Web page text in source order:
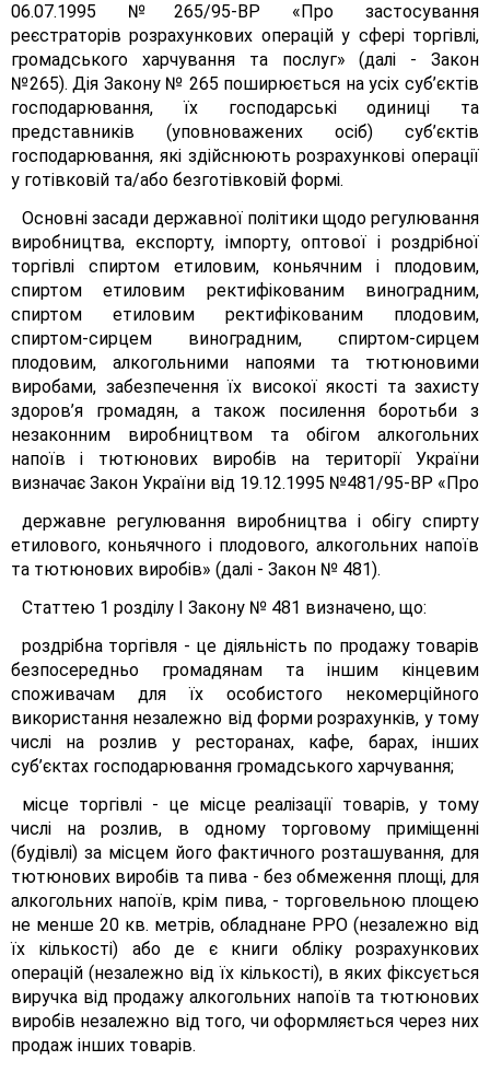
06.07.1995 №265/95-ВР «Про застосування
реєстраторів розрахункових операцій у сфері торгівлі,
громадського харчування та послуг» (далі - Закон
№265). Дія Закону № 265 поширюється на усіх суб’єктів
господарювання, їх господарські одиниці та
представників (уповноважених осіб) суб’єктів
господарювання, які здійснюють розрахункові операції
у готівковій та/або безготівковій формі.
Основні засади державної політики щодо регулювання
виробництва, експорту, імпорту, оптової і роздрібної
торгівлі спиртом етиловим, коньячним і плодовим,
спиртом етиловим ректифікованим виноградним,
спиртом етиловим ректифікованим плодовим,
спиртом-сирцем виноградним, спиртом-сирцем
плодовим, алкогольними напоями та тютюновими
виробами, забезпечення їх високої якості та захисту
здоров’я громадян, а також посилення боротьби з
незаконним виробництвом та обігом алкогольних
напоїв і тютюнових виробів на території України
визначає Закон України від 19.12.1995 №481/95-ВР «Про
державне регулювання виробництва і обігу спирту
етилового, коньячного і плодового, алкогольних напоїв
та тютюнових виробів» (далі - Закон № 481).
Статтею 1 розділу І Закону № 481 визначено, що:
роздрібна торгівля - це діяльність по продажу товарів
безпосередньо громадянам та іншим кінцевим
споживачам для їх особистого некомерційного
використання незалежно від форми розрахунків, у тому
числі на розлив у ресторанах, кафе, барах, інших
суб’єктах господарювання громадського харчування;
місце торгівлі - це місце реалізації товарів, у тому
числі на розлив, в одному торговому приміщенні
(будівлі) за місцем його фактичного розташування, для
тютюнових виробів та пива - без обмеження площі, для
алкогольних напоїв, крім пива, - торговельною площею
не менше 20 кв. метрів, обладнане РРО (незалежно від
їх кількості) або де є книги обліку розрахункових
операцій (незалежно від їх кількості), в яких фіксується
виручка від продажу алкогольних напоїв та тютюнових
виробів незалежно від того, чи оформляється через них
продаж інших товарів.